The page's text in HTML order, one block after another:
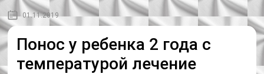
01.11.2019
Понос у ребенка 2 года с
температурой лечение